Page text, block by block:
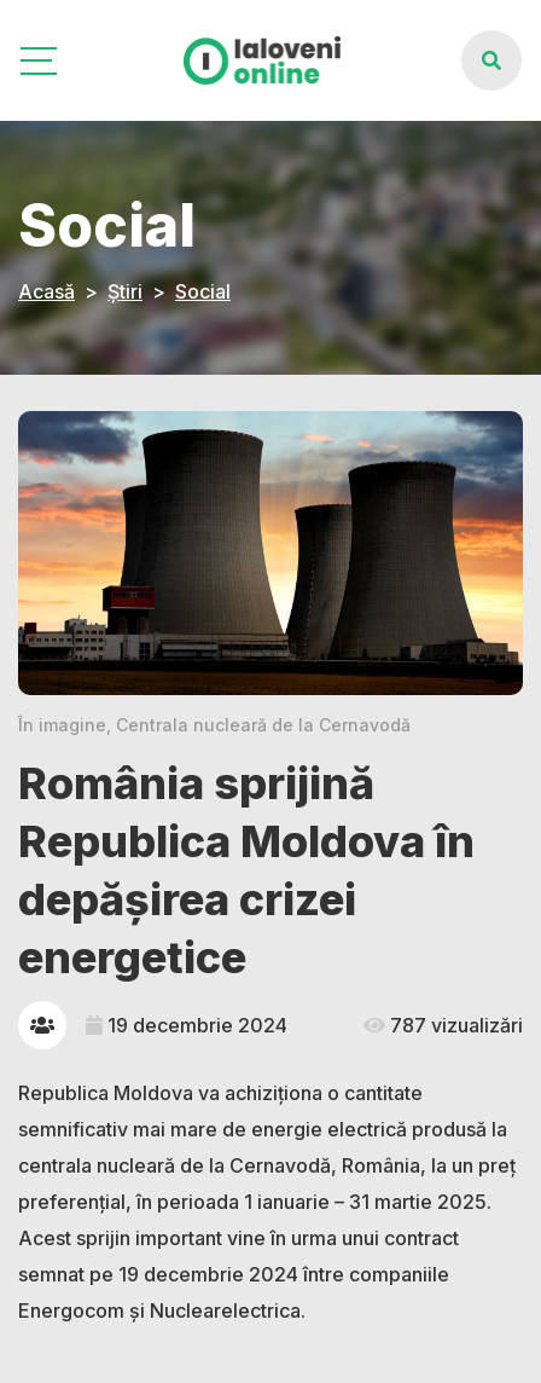
Social
Acasă Știri Social
În imagine, Centrala nucleară de la Cernavodă
România sprijină
Republica Moldova în
depășirea crizei
energetice
19 decembrie 2024 787 vizualizări
Republica Moldova va achiziționa o cantitate
semnificativ mai mare de energie electrică produsă la
centrala nucleară de la Cernavodă, România, la un preț
preferențial, în perioada 1 ianuarie – 31 martie 2025.
Acest sprijin important vine în urma unui contract
semnat pe 19 decembrie 2024 între companiile
Energocom și Nuclearelectrica.